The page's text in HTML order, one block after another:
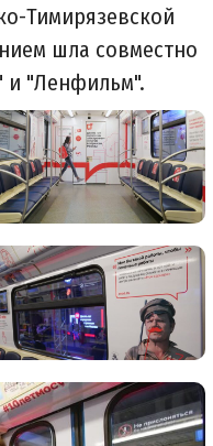
Тимирязевской
шла совместно
и "Ленфильм".